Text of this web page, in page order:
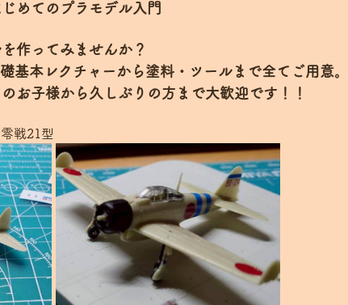
めてのプラモデル入門
作ってみませんか？
基本レクチャーから塗料・ツールまで全てご用意。
お子様から久しぶりの方まで大歓迎です！！
戦21型